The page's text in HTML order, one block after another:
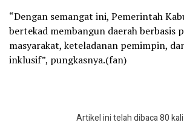
“Dengan semangat ini, Pemerintah
bertekad membangun daerah berbasis
masyarakat, keteladanan pemimpin,
inklusif”, pungkasnya.(fan)
Artikel ini telah dibaca 80 kali